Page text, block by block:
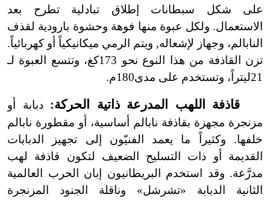
على شكل سبطانات إطلاق تبادلية تطرح بعد
الاستعمال. ولكل عبوة منها فوهة وحشوة بارودية لقذف
النابالم، وجهاز لإشعاله, ويتم الرمي ميكانيكياً أو كهربائياً.
تزن القاذفة من هذا النوع نحو 173كغ، وتتسع العبوة لـ
21ليتراً، وتستخدم على مدى180م.
قاذفة اللهب المدرعة ذاتية الحركة: دبابة أو
مزنجرة مجهزة بقاذفة نابالم أساسية، أو مقطورة نابالم
خلفها. وكثيراً ما يعمد الفنيّون إلى تجهيز الدبابات
القديمة أو ذات التسليح الضعيف لتكون قاذفة لهب
مدرَّعة. وقد استخدم البريطانيون إبان الحرب العالمية
الثانية الدبابة «تشرشل» وناقلة الجنود المزنجرة